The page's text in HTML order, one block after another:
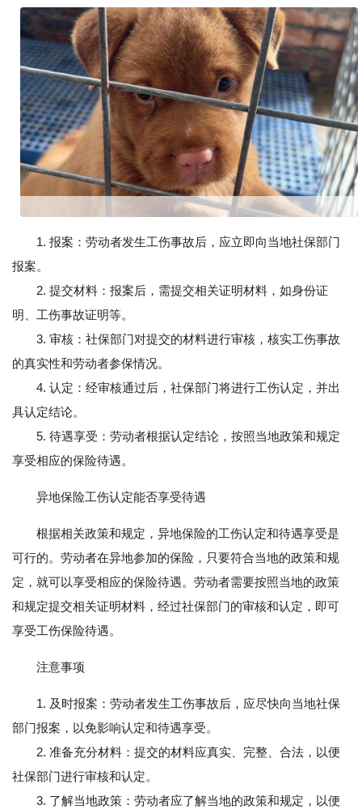
1. 报案：劳动者发生工伤事故后，应立即向当地社保部门
报案。
2. 提交材料：报案后，需提交相关证明材料，如身份证
明、工伤事故证明等。
3. 审核：社保部门对提交的材料进行审核，核实工伤事故
的真实性和劳动者参保情况。
4. 认定：经审核通过后，社保部门将进行工伤认定，并出
具认定结论。
5. 待遇享受：劳动者根据认定结论，按照当地政策和规定
享受相应的保险待遇。
异地保险工伤认定能否享受待遇
根据相关政策和规定，异地保险的工伤认定和待遇享受是
可行的。劳动者在异地参加的保险，只要符合当地的政策和规
定，就可以享受相应的保险待遇。劳动者需要按照当地的政策
和规定提交相关证明材料，经过社保部门的审核和认定，即可
享受工伤保险待遇。
注意事项
1. 及时报案：劳动者发生工伤事故后，应尽快向当地社保
部门报案，以免影响认定和待遇享受。
2. 准备充分材料：提交的材料应真实、完整、合法，以便
社保部门进行审核和认定。
3. 了解当地政策：劳动者应了解当地的政策和规定，以便